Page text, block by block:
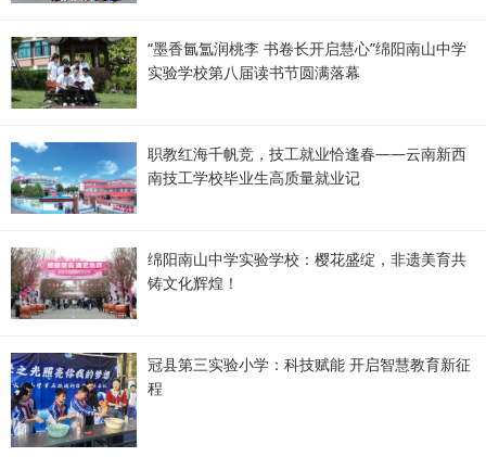
“墨香氤氲润桃李 书卷长开启慧心”绵阳南山中学
实验学校第八届读书节圆满落幕
职教红海千帆竞，技工就业恰逢春——云南新西
南技工学校毕业生高质量就业记
绵阳南山中学实验学校：樱花盛绽，非遗美育共
铸文化辉煌！
冠县第三实验小学：科技赋能 开启智慧教育新征
程